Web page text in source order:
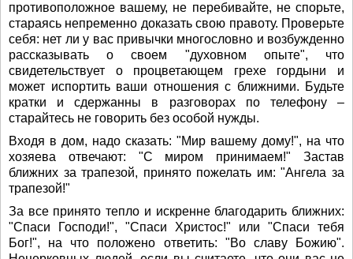
противоположное вашему, не перебивайте, не спорьте,
стараясь непременно доказать свою правоту. Проверьте
себя: нет ли у вас привычки многословно и возбужденно
рассказывать о своем "духовном опыте", что
свидетельствует о процветающем грехе гордыни и
может испортить ваши отношения с ближними. Будьте
кратки и сдержанны в разговорах по телефону –
старайтесь не говорить без особой нужды.
Входя в дом, надо сказать: "Мир вашему дому!", на что
хозяева отвечают: "С миром принимаем!" Застав
ближних за трапезой, принято пожелать им: "Ангела за
трапезой!"
За все принято тепло и искренне благодарить ближних:
"Спаси Господи!", "Спаси Христос!" или "Спаси тебя
Бог!", на что положено ответить: "Во славу Божию".